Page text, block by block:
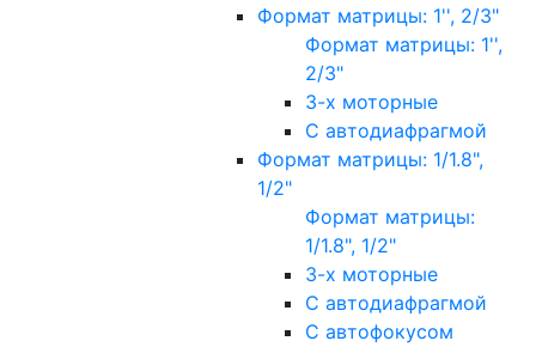
Формат матрицы: 1'', 2/3"
Формат матрицы: 1'',
2/3"
3-х моторные
С автодиафрагмой
Формат матрицы: 1/1.8",
1/2"
Формат матрицы:
1/1.8", 1/2"
3-х моторные
С автодиафрагмой
С автофокусом